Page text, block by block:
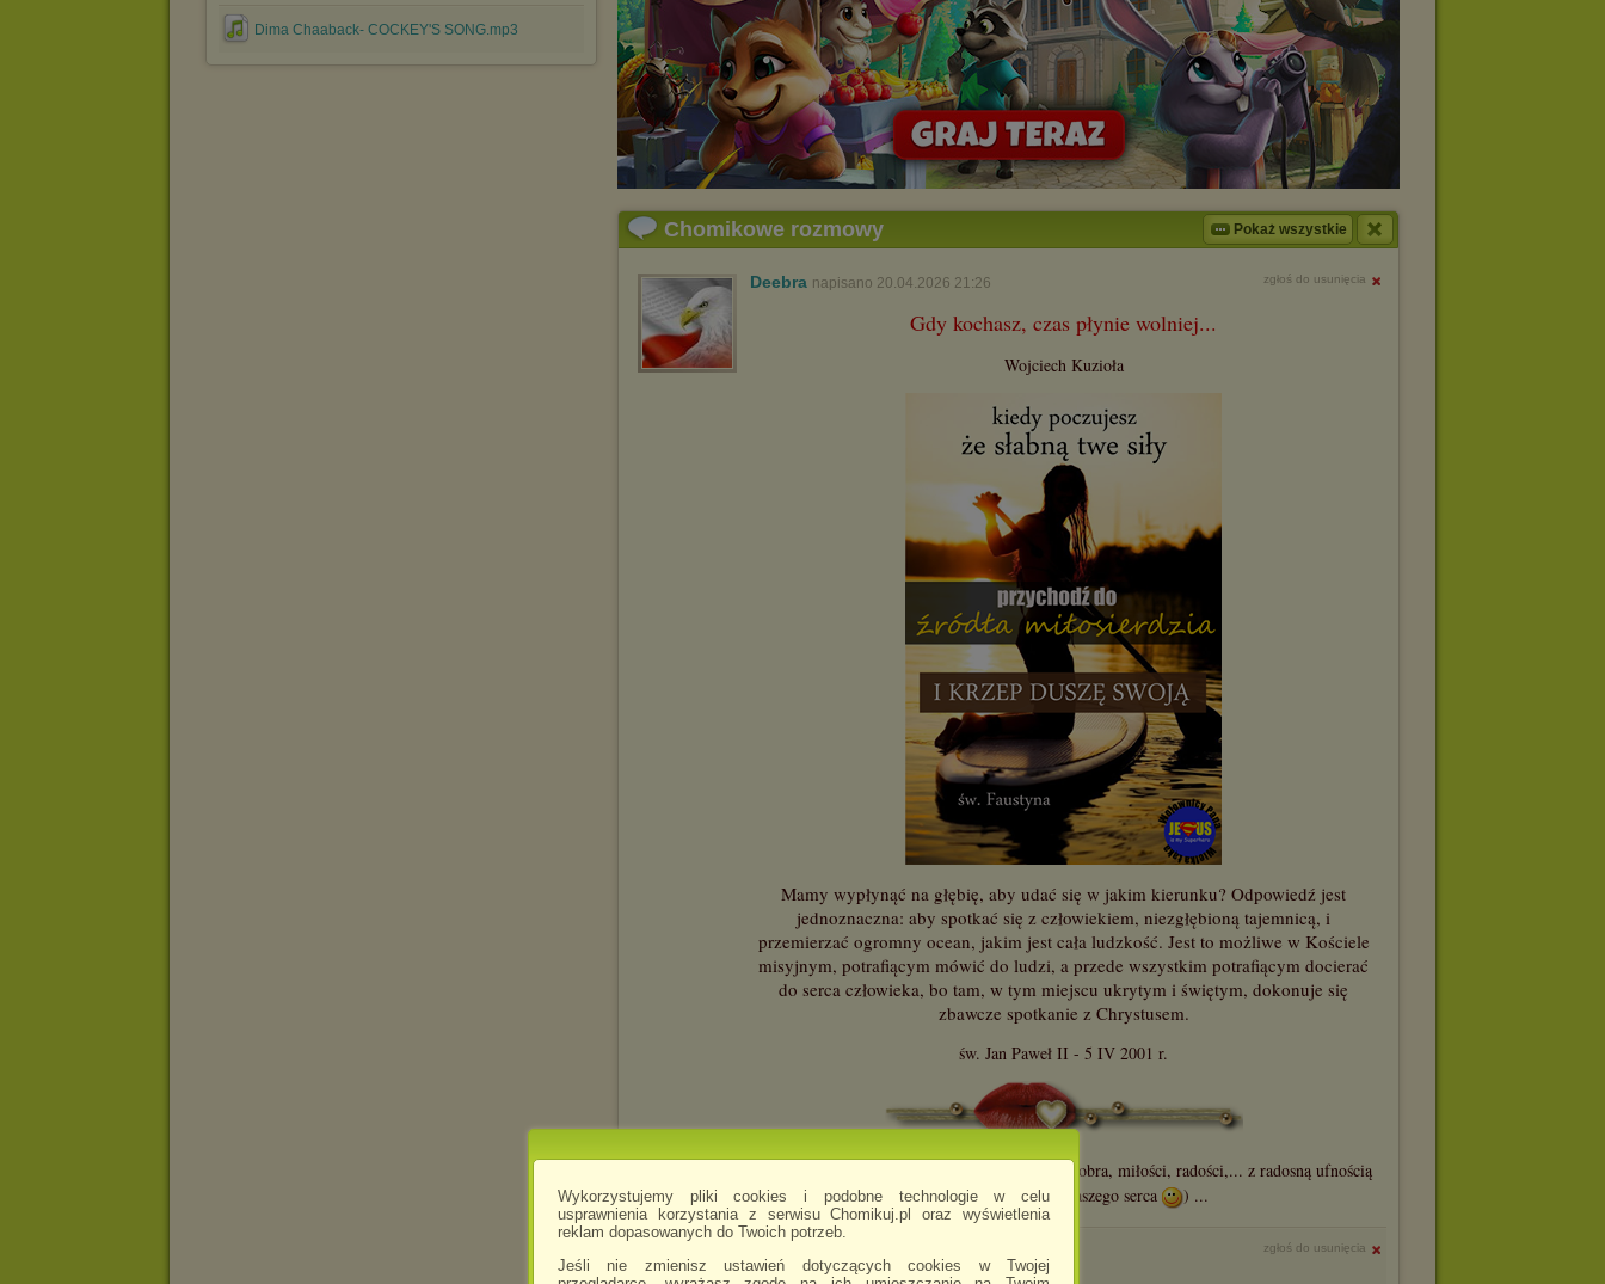
Wykorzystujemy pliki cookies i podobne technologie w celu
usprawnienia korzystania z serwisu Chomikuj.pl oraz wyświetlenia
reklam dopasowanych do Twoich potrzeb.
Jeśli nie zmienisz ustawień dotyczących cookies w Twojej
Dima Chaaback- COCKEY'S SONG.mp3
Chomikowe rozmowy Pokaż wszystkie
Deebra napisano 20.04.2026 21:26 zgłoś do usunięcia
Gdy kochasz, czas płynie wolniej...
Wojciech Kuzioła
Mamy wypłynąć na głębię, aby udać się w jakim kierunku? Odpowiedź jest
jednoznaczna: aby spotkać się z człowiekiem, niezgłębioną tajemnicą, i
przemierzać ogromny ocean, jakim jest cała ludzkość. Jest to możliwe w Kościele
misyjnym, potrafiącym mówić do ludzi, a przede wszystkim potrafiącym docierać
do serca człowieka, bo tam, w tym miejscu ukrytym i świętym, dokonuje się
zbawcze spotkanie z Chrystusem.
św. Jan Paweł II - 5 IV 2001 r.
wszelakiego dobra, miłości, radości,... z radosną ufnością
zapraszając Jezusa do naszego serca
) ...
zgłoś do usunięcia